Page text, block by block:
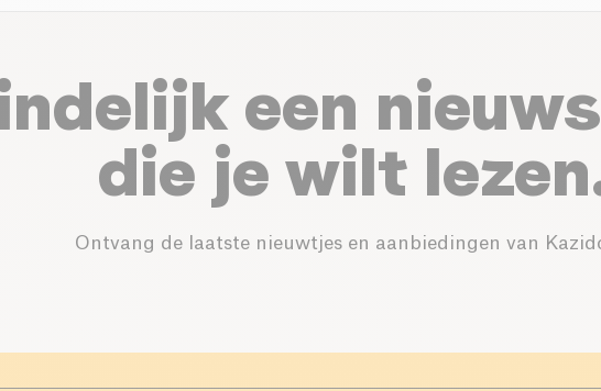
een
die je wilt
Ontvang de laatste nieuwtjes en aanbiedingen van